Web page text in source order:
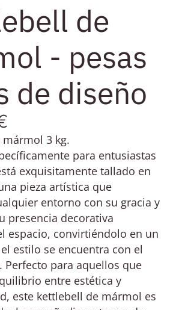
de
- pesas
de diseño
3 kg.
para entusiastas
exquisitamente tallado en
pieza artística que
entorno con su gracia y
presencia decorativa
espacio, convirtiéndolo en un
estilo se encuentra con el
Perfecto para aquellos que
entre estética y
este kettlebell de mármol es